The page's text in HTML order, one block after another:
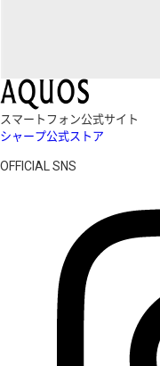
スマートフォン公式サイト
シャープ公式ストア
OFFICIAL SNS